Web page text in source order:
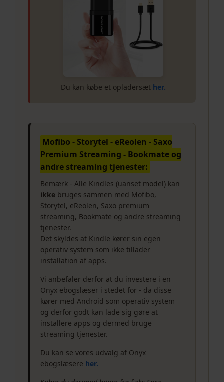
Du kan købe et opladersæt her.
Mofibo - Storytel - eReolen - Saxo
Premium Streaming - Bookmate og
andre streaming tjenester:
Bemærk - Alle Kindles (uanset model) kan
ikke bruges sammen med Mofibo,
Storytel, eReolen, Saxo premium
streaming, Bookmate og andre streaming
tjenester.
Det skyldes at Kindle kører sin egen
operativ system som ikke tillader
installation af apps.
Vi anbefaler derfor at du investere i en
Onyx ebogslæser i stedet for - da disse
kører med Android som operativ system
og derfor godt kan lade sig gøre at
installere apps og dermed bruge
streaming tjenester.
Du kan se vores udvalg af Onyx
ebogslæsere her.